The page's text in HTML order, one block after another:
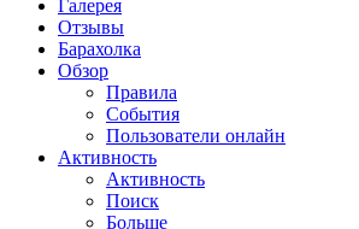
Галерея
Отзывы
Барахолка
Обзор
Правила
События
Пользователи онлайн
Активность
Активность
Поиск
Больше